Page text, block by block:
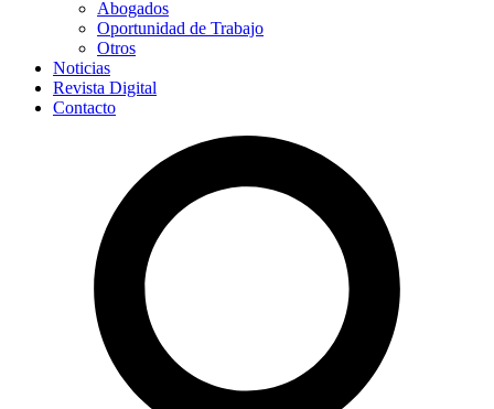
Abogados
Oportunidad de Trabajo
Otros
Noticias
Revista Digital
Contacto